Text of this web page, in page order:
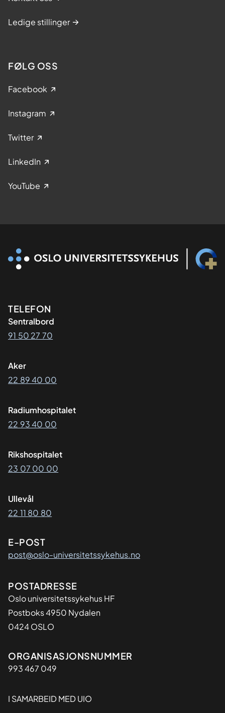
Ledige stillinger
FØLG OSS
Facebook
Instagram
Twitter
LinkedIn
YouTube
Kontaktinformasjon
TELEFON
Sentralbord
91 50 27 70
Aker
22 89 40 00
Radiumhospitalet
22 93 40 00
Rikshospitalet
23 07 00 00
Ullevål
22 11 80 80
E-POST
post@oslo-universitetssykehus.no
Adresse
POSTADRESSE
Oslo universitetssykehus HF
Postboks 4950 Nydalen
0424 OSLO
Organisasjon
ORGANISASJONSNUMMER
993 467 049
I SAMARBEID MED UIO